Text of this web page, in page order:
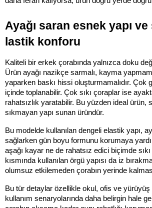
Ayağı saran esnek yapı ve
lastik konforu
Kaliteli bir erkek çorabında yalnızca doku
Ürün ayağı nazikçe sarmalı, kayma
yaparken baskı hissi oluşturmamalıdır. Çok
içinde toplanabilir. Çok sıkı çoraplar ise
rahatsızlık yaratabilir. Bu yüzden ideal ürün,
sıkmayan yapı sunan üründür.
Bu modelde kullanılan dengeli elastik yapı,
sağlarken gün boyu formunu korumaya
aşağı kayar ne de rahatsız edici biçimde
kısmında kullanılan örgü yapısı da iz
olumsuz etkilemeden çorabın yerinde
Bu tür detaylar özellikle okul, ofis ve
kullanım senaryolarında daha belirgin hale